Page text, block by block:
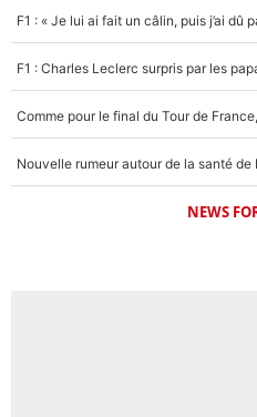
5%
NEWS